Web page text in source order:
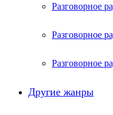
Разговорное
Разговорное
Разговорное
Другие жанры